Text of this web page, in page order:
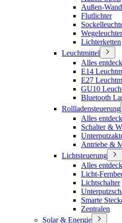
Außen-
Flutlichter
Lichterketten
Leuchtmittel
Alles
E14
E27
GU10
Bluetooth
Rollladensteuerung
Alles
Schalter &
Antriebe &
Lichtsteuerung
Alles
Licht-
Lichtschalter
Smarte
Zentralen
Solar & Energie